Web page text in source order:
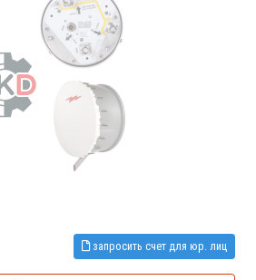
запросить счет для юр. лиц